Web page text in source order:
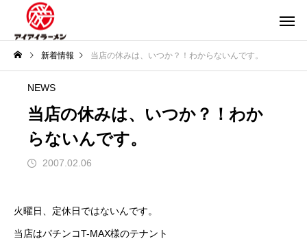
新着情報 当店の休みは、いつか？！わからないんです。
NEWS
当店の休みは、いつか？！わか
らないんです。
2007.02.06
火曜日、定休日ではないんです。
当店はパチンコT-MAX様のテナント